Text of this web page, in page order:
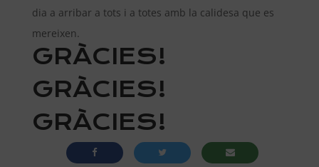
dia a arribar a tots i a totes amb la calidesa que es
mereixen.
GRÀCIES!
GRÀCIES!
GRÀCIES!